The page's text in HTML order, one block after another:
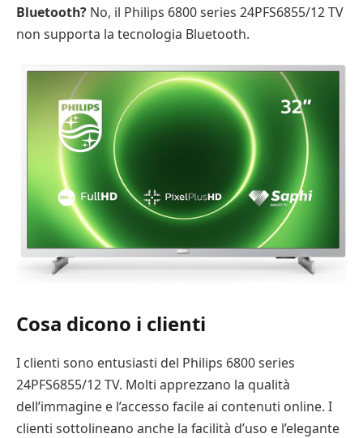
Bluetooth? No, il Philips 6800 series 24PFS6855/12 TV
non supporta la tecnologia Bluetooth.
Cosa dicono i clienti
I clienti sono entusiasti del Philips 6800 series
24PFS6855/12 TV. Molti apprezzano la qualità
dell’immagine e l’accesso facile ai contenuti online. I
clienti sottolineano anche la facilità d’uso e l’elegante